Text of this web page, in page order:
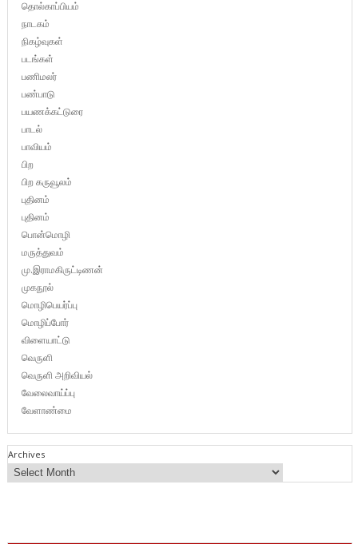
தொல்காப்பியம்
நாடகம்
நிகழ்வுகள்
படங்கள்
பணிமலர்
பண்பாடு
பயணக்கட்டுரை
பாடல்
பாவியம்
பிற
பிற கருவூலம்
புதினம்
புதினம்
பொன்மொழி
மருத்துவம்
மு.இராமகிருட்டிணன்
முகநூல்
மொழிபெயர்ப்பு
மொழிப்போர்
விளையாட்டு
வெருளி
வெருளி அறிவியல்
வேலைவாய்ப்பு
வேளாண்மை
Archives